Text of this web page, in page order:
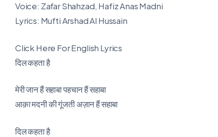
Voice: Zafar Shahzad, Hafiz Anas Madni
Lyrics: Mufti Arshad Al Hussain
Click Here For English Lyrics
दिल कहता है
मेरी जान हैं सहाबा पहचान हैं सहाबा
आक़ा मदनी की गूंजती अज़ान हैं सहाबा
दिल कहता है